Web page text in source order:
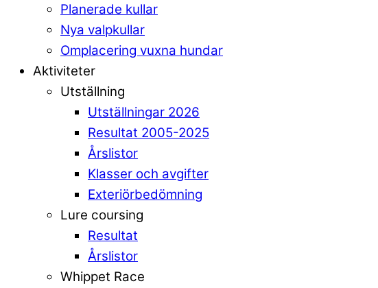
Planerade kullar
Nya valpkullar
Omplacering vuxna hundar
Aktiviteter
Utställning
Utställningar 2026
Resultat 2005-2025
Årslistor
Klasser och avgifter
Exteriörbedömning
Lure coursing
Resultat
Årslistor
Whippet Race